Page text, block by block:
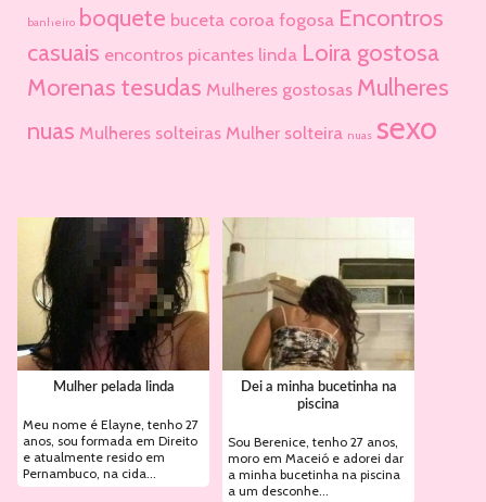
banheiro boquete buceta coroa fogosa Encontros
casuais encontros picantes linda Loira gostosa
Morenas tesudas Mulheres gostosas Mulheres
nuas Mulheres solteiras Mulher solteira nuas sexo
Mulher pelada linda
Meu nome é Elayne, tenho 27
anos, sou formada em Direito
e atualmente resido em
Pernambuco, na cida...
Dei a minha bucetinha na
piscina
Sou Berenice, tenho 27 anos,
moro em Maceió e adorei dar
a minha bucetinha na piscina
a um desconhe...